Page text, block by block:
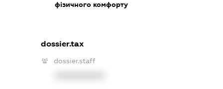
фізичного комфорту
dossier.tax
dossier.staff